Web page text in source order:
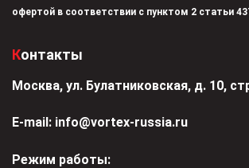
офертой в соответствии с пунктом 2 статьи
Контакты
Москва, ул. Булатниковская, д. 10,
Е-mail: info@vortex-russia.ru
Режим работы: